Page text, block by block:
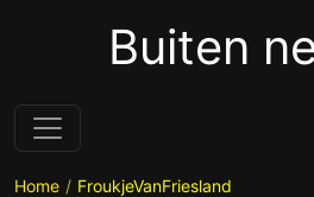
Buiten
Home FroukjeVanFriesland